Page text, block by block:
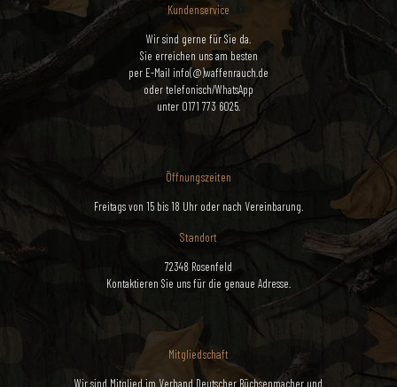
Kundenservice
Wir sind gerne für Sie da.
Sie erreichen uns am besten
per E-Mail info(@)waffenrauch.de
oder telefonisch/WhatsApp
unter 0171 773 6025.
Öffnungszeiten
Freitags von 15 bis 18 Uhr oder nach Vereinbarung.
Standort
72348 Rosenfeld
Kontaktieren Sie uns für die genaue Adresse.
Mitgliedschaft
Wir sind Mitglied im Verband Deutscher Büchsenmacher und